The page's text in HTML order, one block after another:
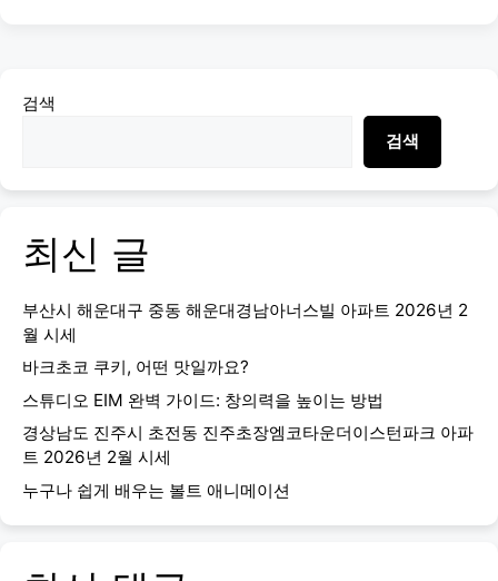
검색
검색
최신 글
부산시 해운대구 중동 해운대경남아너스빌 아파트 2026년 2
월 시세
바크초코 쿠키, 어떤 맛일까요?
스튜디오 EIM 완벽 가이드: 창의력을 높이는 방법
경상남도 진주시 초전동 진주초장엠코타운더이스턴파크 아파
트 2026년 2월 시세
누구나 쉽게 배우는 볼트 애니메이션